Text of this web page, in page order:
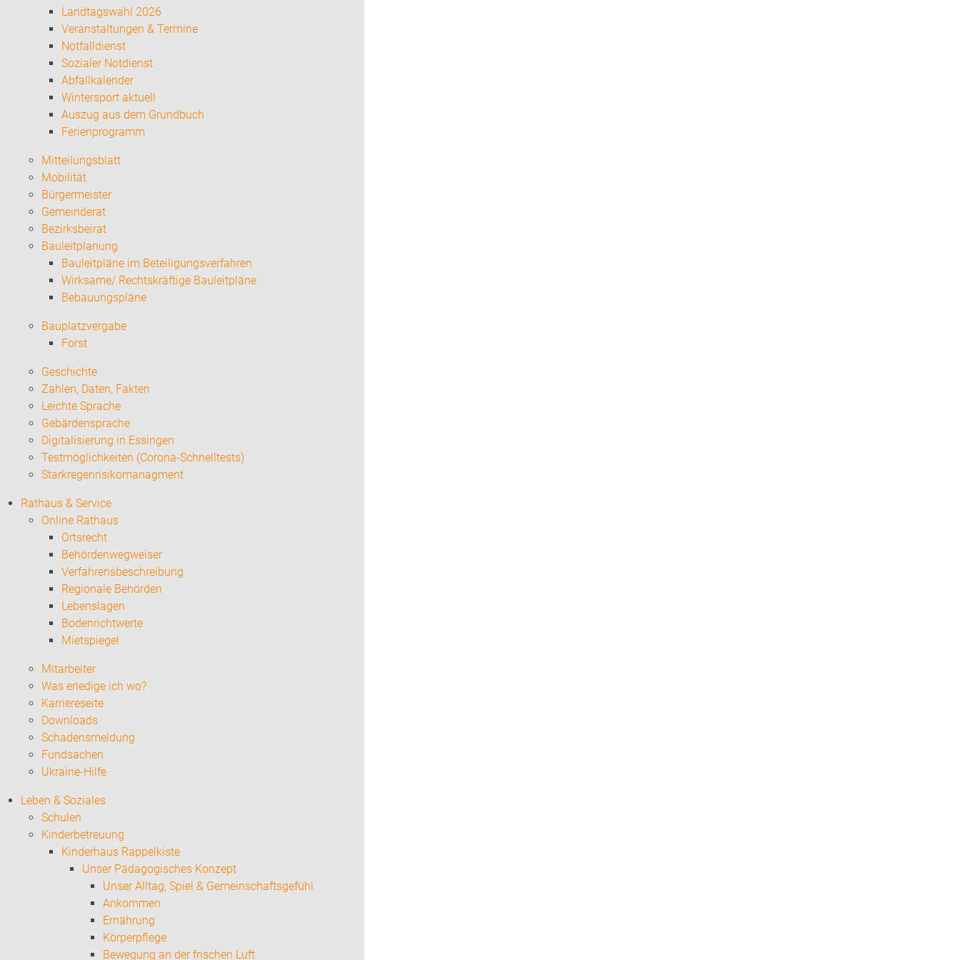
Landtagswahl 2026
Veranstaltungen & Termine
Notfalldienst
Sozialer Notdienst
Abfallkalender
Wintersport aktuell
Auszug aus dem Grundbuch
Ferienprogramm
Mitteilungsblatt
Mobilität
Bürgermeister
Gemeinderat
Bezirksbeirat
Bauleitplanung
Bauleitpläne im Beteiligungsverfahren
Wirksame/ Rechtskräftige Bauleitpläne
Bebauungspläne
Bauplatzvergabe
Forst
Geschichte
Zahlen, Daten, Fakten
Leichte Sprache
Gebärdensprache
Digitalisierung in Essingen
Testmöglichkeiten (Corona-Schnelltests)
Starkregenrisikomanagment
Rathaus & Service
Online Rathaus
Ortsrecht
Behördenwegweiser
Verfahrensbeschreibung
Regionale Behörden
Lebenslagen
Bodenrichtwerte
Mietspiegel
Mitarbeiter
Was erledige ich wo?
Karriereseite
Downloads
Schadensmeldung
Fundsachen
Ukraine-Hilfe
Leben & Soziales
Schulen
Kinderbetreuung
Kinderhaus Rappelkiste
Unser Pädagogisches Konzept
Unser Alltag, Spiel & Gemeinschaftsgefühl
Ankommen
Ernährung
Körperpflege
Bewegung an der frischen Luft